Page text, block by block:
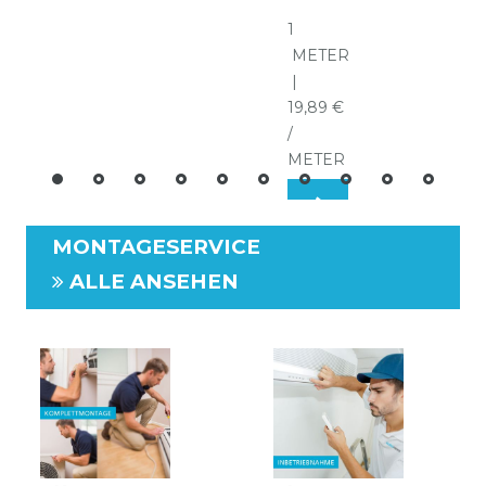
1
METER
|
19,89 €
/
METER
MONTAGESERVICE
ALLE ANSEHEN